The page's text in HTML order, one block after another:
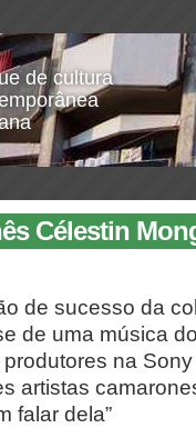
de cultura
Célestin
de sucesso da
de uma música
na
artistas
falar dela”